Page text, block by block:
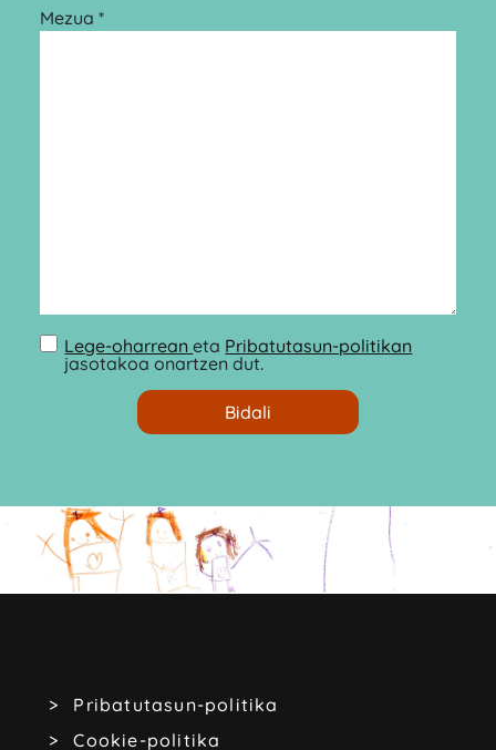
Mezua *
Lege-oharreaneta Pribatutasun-politikan
jasotakoa onartzen dut.
Pribatutasun-politika
Cookie-politika